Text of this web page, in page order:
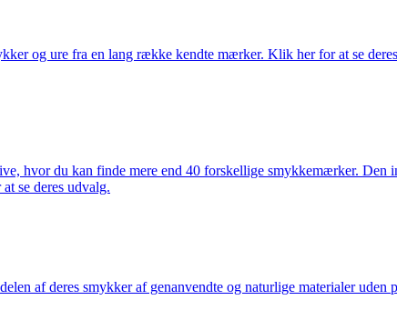
og ure fra en lang række kendte mærker. Klik her for at se
hvor du kan finde mere end 40 forskellige smykkemærker. Den
se deres udvalg.
af deres smykker af genanvendte og naturlige materialer